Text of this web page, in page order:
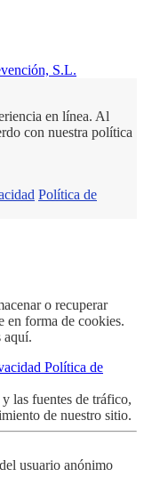
S.L.
en línea. Al
con nuestra política
Política de
o recuperar
en forma de cookies.
aquí.
Política de
las fuentes de tráfico,
de nuestro sitio.
usuario anónimo